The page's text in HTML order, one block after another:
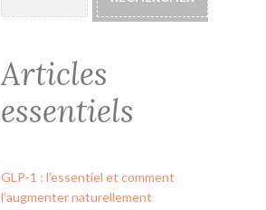
Articles
essentiels
GLP-1 : l’essentiel et comment
l’augmenter naturellement